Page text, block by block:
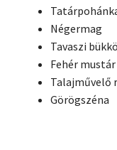
Négermag
Tavaszi
Fehér mustár
Talajművelő
Görögszéna